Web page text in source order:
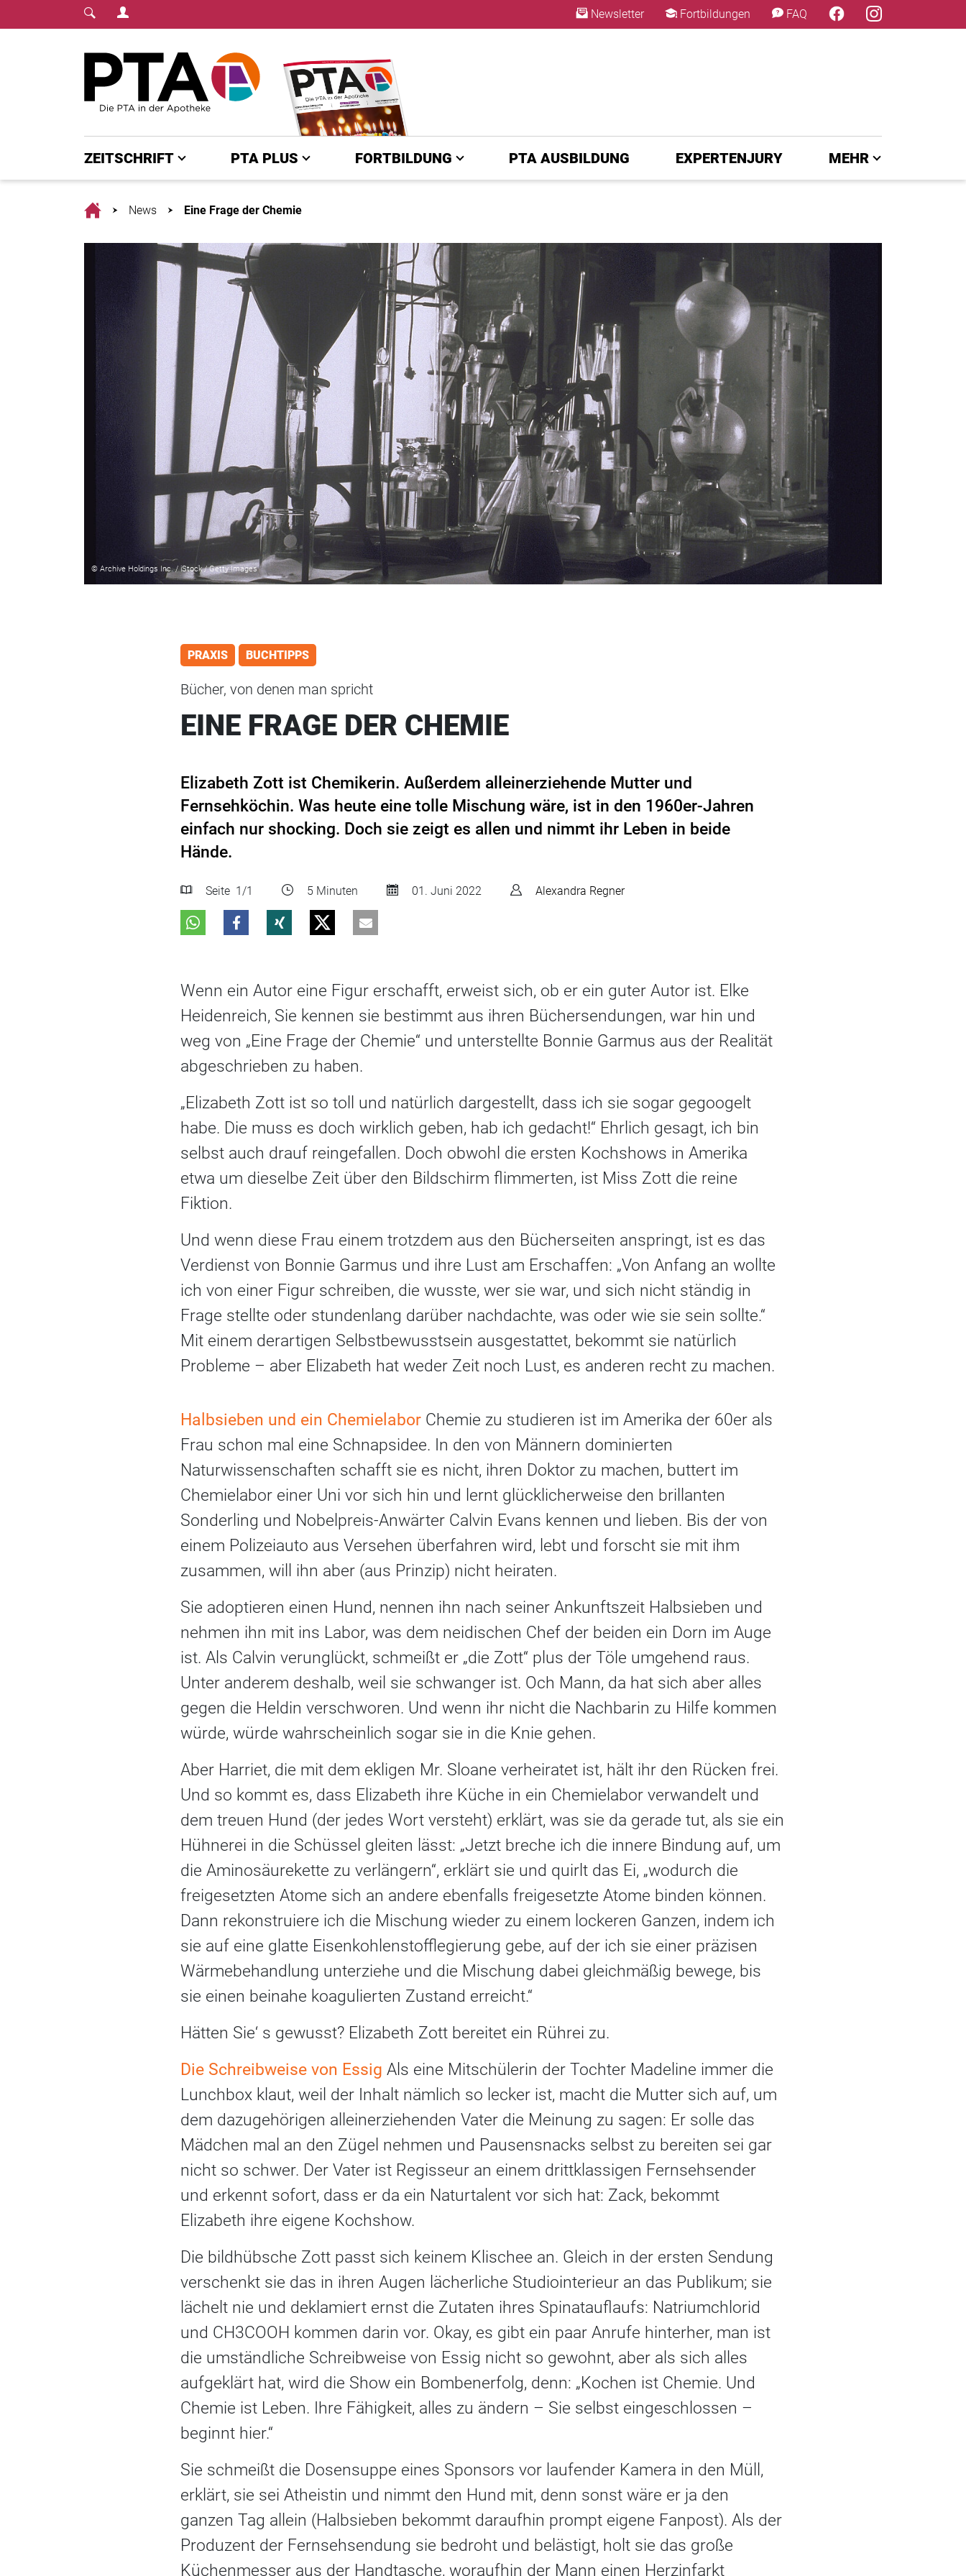
Login Menu Newsletter Fortbildungen FAQ
ZEITSCHRIFT PTA PLUS FORTBILDUNG PTA AUSBILDUNG EXPERTENJURY MEHR
HomeNews Eine Frage der Chemie
© Archive Holdings Inc. / iStock / Getty Images
PRAXIS BUCHTIPPS
Bücher, von denen man spricht
EINE FRAGE DER CHEMIE
Elizabeth Zott ist Chemikerin. Außerdem alleinerziehende Mutter und
Fernsehköchin. Was heute eine tolle Mischung wäre, ist in den 1960er-Jahren
einfach nur shocking. Doch sie zeigt es allen und nimmt ihr Leben in beide
Hände.
Seite 1/1 5 Minuten 01. Juni 2022 Alexandra Regner
Wenn ein Autor eine Figur erschafft, erweist sich, ob er ein guter Autor ist. Elke
Heidenreich, Sie kennen sie bestimmt aus ihren Büchersendungen, war hin und
weg von „Eine Frage der Chemie“ und unterstellte Bonnie Garmus aus der Realität
abgeschrieben zu haben.
„Elizabeth Zott ist so toll und natürlich dargestellt, dass ich sie sogar gegoogelt
habe. Die muss es doch wirklich geben, hab ich gedacht!“ Ehrlich gesagt, ich bin
selbst auch drauf reingefallen. Doch obwohl die ersten Kochshows in Amerika
etwa um dieselbe Zeit über den Bildschirm flimmerten, ist Miss Zott die reine
Fiktion.
Und wenn diese Frau einem trotzdem aus den Bücherseiten anspringt, ist es das
Verdienst von Bonnie Garmus und ihre Lust am Erschaffen: „Von Anfang an wollte
ich von einer Figur schreiben, die wusste, wer sie war, und sich nicht ständig in
Frage stellte oder stundenlang darüber nachdachte, was oder wie sie sein sollte.“
Mit einem derartigen Selbstbewusstsein ausgestattet, bekommt sie natürlich
Probleme – aber Elizabeth hat weder Zeit noch Lust, es anderen recht zu machen.
Halbsieben und ein Chemielabor Chemie zu studieren ist im Amerika der 60er als
Frau schon mal eine Schnapsidee. In den von Männern dominierten
Naturwissenschaften schafft sie es nicht, ihren Doktor zu machen, buttert im
Chemielabor einer Uni vor sich hin und lernt glücklicherweise den brillanten
Sonderling und Nobelpreis-Anwärter Calvin Evans kennen und lieben. Bis der von
einem Polizeiauto aus Versehen überfahren wird, lebt und forscht sie mit ihm
zusammen, will ihn aber (aus Prinzip) nicht heiraten.
Sie adoptieren einen Hund, nennen ihn nach seiner Ankunftszeit Halbsieben und
nehmen ihn mit ins Labor, was dem neidischen Chef der beiden ein Dorn im Auge
ist. Als Calvin verunglückt, schmeißt er „die Zott“ plus der Töle umgehend raus.
Unter anderem deshalb, weil sie schwanger ist. Och Mann, da hat sich aber alles
gegen die Heldin verschworen. Und wenn ihr nicht die Nachbarin zu Hilfe kommen
würde, würde wahrscheinlich sogar sie in die Knie gehen.
Aber Harriet, die mit dem ekligen Mr. Sloane verheiratet ist, hält ihr den Rücken frei.
Und so kommt es, dass Elizabeth ihre Küche in ein Chemielabor verwandelt und
dem treuen Hund (der jedes Wort versteht) erklärt, was sie da gerade tut, als sie ein
Hühnerei in die Schüssel gleiten lässt: „Jetzt breche ich die innere Bindung auf, um
die Aminosäurekette zu verlängern“, erklärt sie und quirlt das Ei, „wodurch die
freigesetzten Atome sich an andere ebenfalls freigesetzte Atome binden können.
Dann rekonstruiere ich die Mischung wieder zu einem lockeren Ganzen, indem ich
sie auf eine glatte Eisenkohlenstofflegierung gebe, auf der ich sie einer präzisen
Wärmebehandlung unterziehe und die Mischung dabei gleichmäßig bewege, bis
sie einen beinahe koagulierten Zustand erreicht.“
Hätten Sie‘ s gewusst? Elizabeth Zott bereitet ein Rührei zu.
Die Schreibweise von Essig Als eine Mitschülerin der Tochter Madeline immer die
Lunchbox klaut, weil der Inhalt nämlich so lecker ist, macht die Mutter sich auf, um
dem dazugehörigen alleinerziehenden Vater die Meinung zu sagen: Er solle das
Mädchen mal an den Zügel nehmen und Pausensnacks selbst zu bereiten sei gar
nicht so schwer. Der Vater ist Regisseur an einem drittklassigen Fernsehsender
und erkennt sofort, dass er da ein Naturtalent vor sich hat: Zack, bekommt
Elizabeth ihre eigene Kochshow.
Die bildhübsche Zott passt sich keinem Klischee an. Gleich in der ersten Sendung
verschenkt sie das in ihren Augen lächerliche Studiointerieur an das Publikum; sie
lächelt nie und deklamiert ernst die Zutaten ihres Spinatauflaufs: Natriumchlorid
und CH3COOH kommen darin vor. Okay, es gibt ein paar Anrufe hinterher, man ist
die umständliche Schreibweise von Essig nicht so gewohnt, aber als sich alles
aufgeklärt hat, wird die Show ein Bombenerfolg, denn: „Kochen ist Chemie. Und
Chemie ist Leben. Ihre Fähigkeit, alles zu ändern – Sie selbst eingeschlossen –
beginnt hier.“
Sie schmeißt die Dosensuppe eines Sponsors vor laufender Kamera in den Müll,
erklärt, sie sei Atheistin und nimmt den Hund mit, denn sonst wäre er ja den
ganzen Tag allein (Halbsieben bekommt daraufhin prompt eigene Fanpost). Als der
Produzent der Fernsehsendung sie bedroht und belästigt, holt sie das große
Küchenmesser aus der Handtasche, woraufhin der Mann einen Herzinfarkt
×